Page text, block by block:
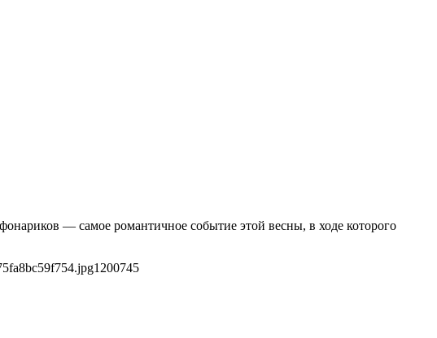
— самое романтичное событие этой весны, в ходе которого
1200745